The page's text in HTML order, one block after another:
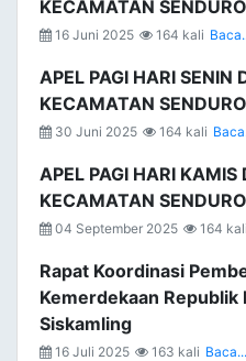
KECAMATAN SENDURO
16 Juni 2025 164 kali
APEL PAGI HARI
KECAMATAN SENDURO
30 Juni 2025 164 kali
APEL PAGI HARI
KECAMATAN SENDURO
04 September 2025 164 kali
Rapat Koordinasi
Kemerdekaan Republik
Siskamling
16 Juli 2025 163 kali Baca...